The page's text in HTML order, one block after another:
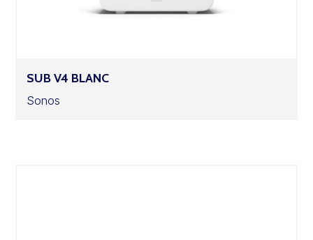
SUB V4 BLANC
Sonos